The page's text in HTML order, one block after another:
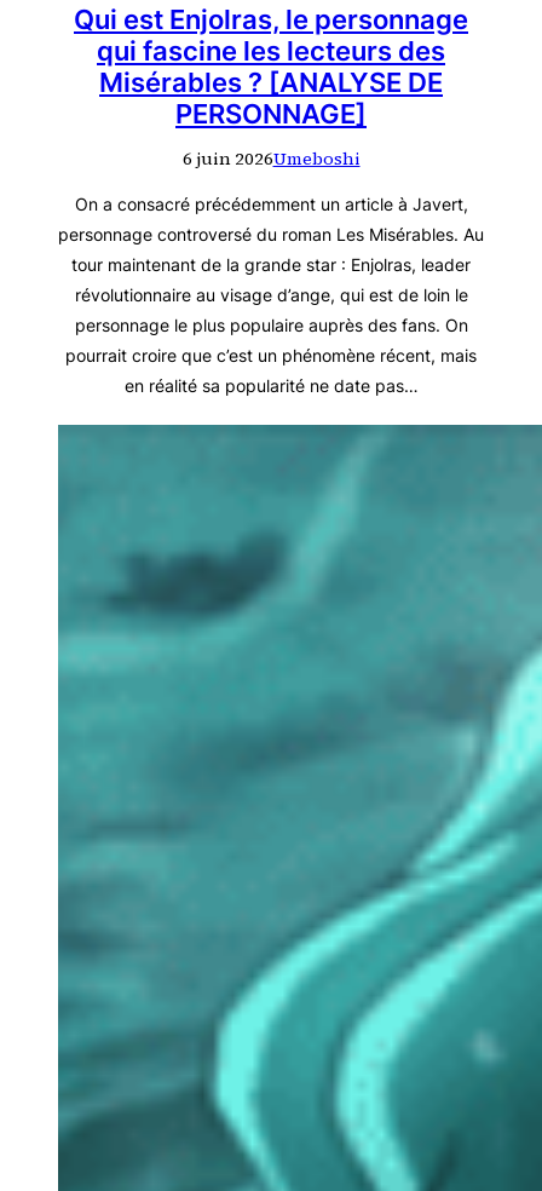
Qui est Enjolras, le personnage
qui fascine les lecteurs des
Misérables ? [ANALYSE DE
PERSONNAGE]
6 juin 2026Umeboshi
On a consacré précédemment un article à Javert,
personnage controversé du roman Les Misérables. Au
tour maintenant de la grande star : Enjolras, leader
révolutionnaire au visage d’ange, qui est de loin le
personnage le plus populaire auprès des fans. On
pourrait croire que c’est un phénomène récent, mais
en réalité sa popularité ne date pas…